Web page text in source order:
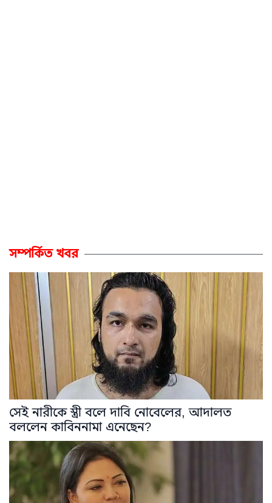
সম্পর্কিত খবর
সেই নারীকে স্ত্রী বলে দাবি নোবেলের, আদালত
বললেন কাবিননামা এনেছেন?